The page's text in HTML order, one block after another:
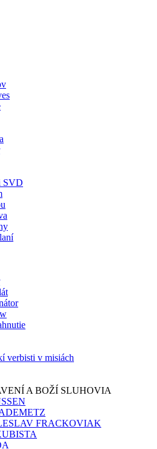
SVD
verbisti v misiách
A BOŽÍ SLUHOVIA
FRACKOVIAK